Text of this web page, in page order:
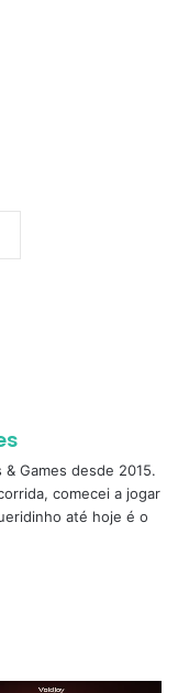
Games desde 2015.
comecei a jogar
até hoje é o